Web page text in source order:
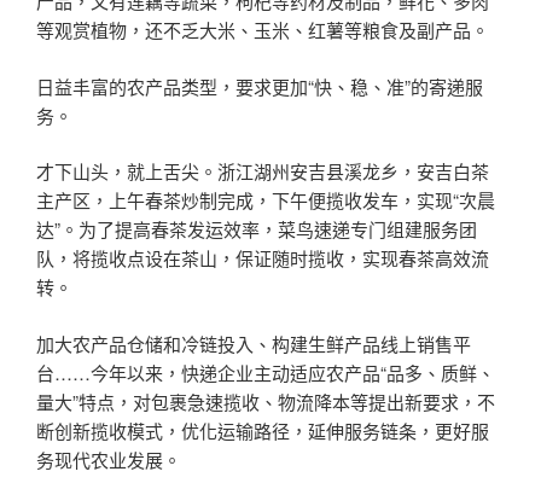
等观赏植物，还不乏大米、玉米、红薯等粮食及副产品。
日益丰富的农产品类型，要求更加“快、稳、准”的寄递服
务。
才下山头，就上舌尖。浙江湖州安吉县溪龙乡，安吉白茶
主产区，上午春茶炒制完成，下午便揽收发车，实现“次晨
达”。为了提高春茶发运效率，菜鸟速递专门组建服务团
队，将揽收点设在茶山，保证随时揽收，实现春茶高效流
转。
加大农产品仓储和冷链投入、构建生鲜产品线上销售平
台……今年以来，快递企业主动适应农产品“品多、质鲜、
量大”特点，对包裹急速揽收、物流降本等提出新要求，不
断创新揽收模式，优化运输路径，延伸服务链条，更好服
务现代农业发展。